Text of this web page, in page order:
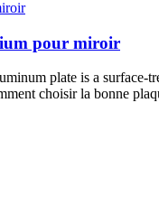
pour miroir
plate is a surface-
choisir la bonne